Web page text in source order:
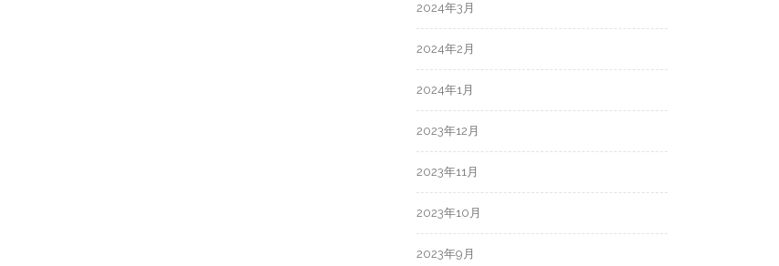
2024年3月
2024年2月
2024年1月
2023年12月
2023年11月
2023年10月
2023年9月